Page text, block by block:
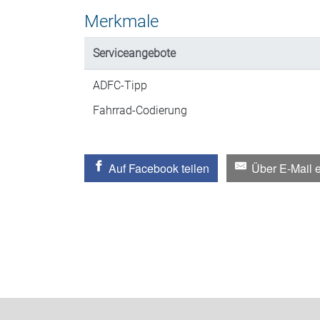
Merkmale
Serviceangebote
ADFC-Tipp
Fahrrad-Codierung
Auf Facebook teilen Über E-Mail